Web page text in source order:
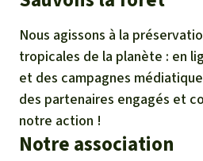
Nous agissons à la
tropicales de la planète : en
et des campagnes
des partenaires engagés et
notre action !
Notre association